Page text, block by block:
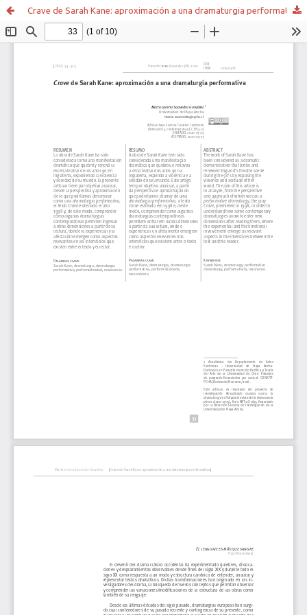
Crave de Sarah Kane: aproximación a una dramaturgia performativa